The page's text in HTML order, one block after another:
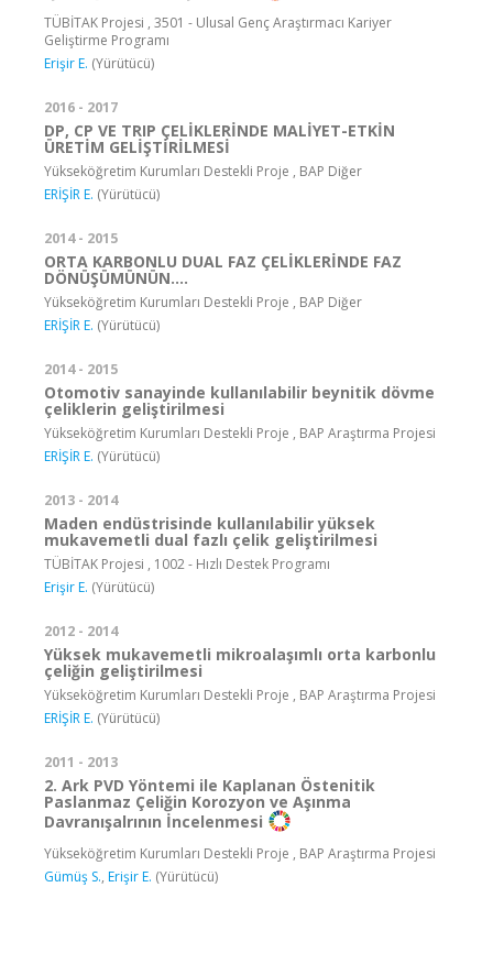
TÜBİTAK Projesi , 3501 - Ulusal Genç Araştırmacı Kariyer
Geliştirme Programı
Erişir E. (Yürütücü)
2016 - 2017
DP, CP VE TRIP ÇELİKLERİNDE MALİYET-ETKİN
ÜRETİM GELİŞTİRİLMESİ
Yükseköğretim Kurumları Destekli Proje , BAP Diğer
ERİŞİR E. (Yürütücü)
2014 - 2015
ORTA KARBONLU DUAL FAZ ÇELİKLERİNDE FAZ
DÖNÜŞÜMÜNÜN….
Yükseköğretim Kurumları Destekli Proje , BAP Diğer
ERİŞİR E. (Yürütücü)
2014 - 2015
Otomotiv sanayinde kullanılabilir beynitik dövme
çeliklerin geliştirilmesi
Yükseköğretim Kurumları Destekli Proje , BAP Araştırma Projesi
ERİŞİR E. (Yürütücü)
2013 - 2014
Maden endüstrisinde kullanılabilir yüksek
mukavemetli dual fazlı çelik geliştirilmesi
TÜBİTAK Projesi , 1002 - Hızlı Destek Programı
Erişir E. (Yürütücü)
2012 - 2014
Yüksek mukavemetli mikroalaşımlı orta karbonlu
çeliğin geliştirilmesi
Yükseköğretim Kurumları Destekli Proje , BAP Araştırma Projesi
ERİŞİR E. (Yürütücü)
2011 - 2013
2. Ark PVD Yöntemi ile Kaplanan Östenitik
Paslanmaz Çeliğin Korozyon ve Aşınma
Davranışalrının İncelenmesi
Yükseköğretim Kurumları Destekli Proje , BAP Araştırma Projesi
Gümüş S., Erişir E. (Yürütücü)